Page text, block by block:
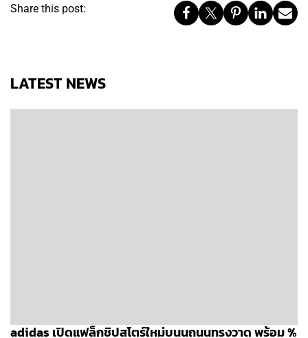
Share this post:
LATEST NEWS
adidas เปิดแฟล็กชิปสโตร์ใหม่บนนถนนทรงวาด พร้อม %